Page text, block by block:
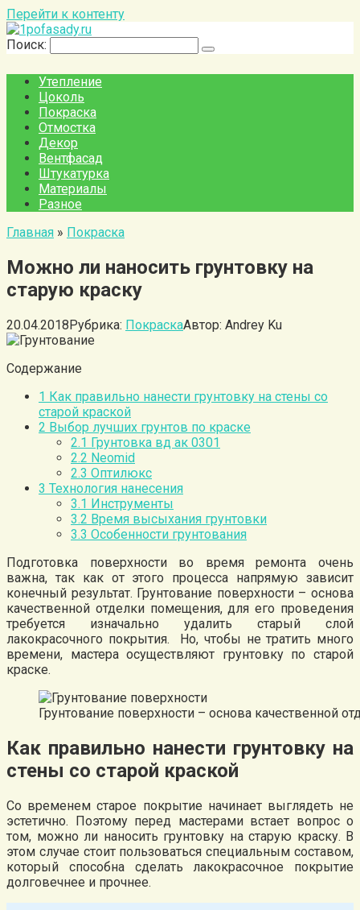
Перейти к контенту
Поиск:
Утепление
Цоколь
Покраска
Отмостка
Декор
Вентфасад
Штукатурка
Материалы
Разное
Главная » Покраска
Можно ли наносить грунтовку на
старую краску
20.04.2018Рубрика: ПокраскаАвтор: Andrey Ku
Содержание
1 Как правильно нанести грунтовку на стены со
старой краской
2 Выбор лучших грунтов по краске
2.1 Грунтовка вд ак 0301
2.2 Neomid
2.3 Оптилюкс
3 Технология нанесения
3.1 Инструменты
3.2 Время высыхания грунтовки
3.3 Особенности грунтования
Подготовка поверхности во время ремонта очень
важна, так как от этого процесса напрямую зависит
конечный результат. Грунтование поверхности – основа
качественной отделки помещения, для его проведения
требуется изначально удалить старый слой
лакокрасочного покрытия. Но, чтобы не тратить много
времени, мастера осуществляют грунтовку по старой
краске.
Грунтование поверхности – основа качественной
Как правильно нанести грунтовку на
стены со старой краской
Со временем старое покрытие начинает выглядеть не
эстетично. Поэтому перед мастерами встает вопрос о
том, можно ли наносить грунтовку на старую краску. В
этом случае стоит пользоваться специальным составом,
который способна сделать лакокрасочное покрытие
долговечнее и прочнее.